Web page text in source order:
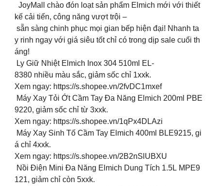
JoyMall chào đón loạt sản phẩm Elmich mới với thiết
kế cải tiến, công năng vượt trội –
sẵn sàng chinh phục mọi gian bếp hiện đại! Nhanh ta
y rinh ngay với giá siêu tốt chỉ có trong dịp sale cuối th
áng!
Ly Giữ Nhiệt Elmich Inox 304 510ml EL-
8380 nhiều màu sắc, giảm sốc chỉ 1xxk.
Xem ngay: https://s.shopee.vn/2fvDC1mxef
Máy Xay Tỏi Ớt Cầm Tay Đa Năng Elmich 200ml PBE
9220, giảm sốc chỉ từ 3xxk.
Xem ngay: https://s.shopee.vn/1qPx4DLAzi
Máy Xay Sinh Tố Cầm Tay Elmich 400ml BLE9215, gi
á chỉ 4xxk.
Xem ngay: https://s.shopee.vn/2B2nSlUBXU
Nồi Điện Mini Đa Năng Elmich Dung Tích 1.5L MPE9
121, giảm chỉ còn 5xxk.